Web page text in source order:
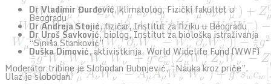
Dr Vladimir Đurđević, klimatolog, Fizički fakultet u
Beogradu
Dr Andreja Stojić, fizičar, Institut za fiziku u Beogradu
Dr Uroš Savković, biolog, Institut za biološka istraživanja
“Siniša Stanković”
Duška Dimović, aktivistkinja, World Widelife Fund (WWF)
Moderator tribine je Slobodan Bubnjević, “Nauka kroz priče”.
Ulaz je slobodan.